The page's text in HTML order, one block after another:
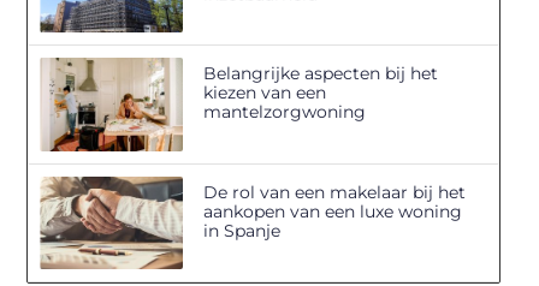
Belangrijke aspecten bij het
kiezen van een
mantelzorgwoning
De rol van een makelaar bij het
aankopen van een luxe woning
in Spanje